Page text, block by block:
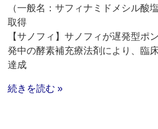
（一般名：サフィナミドメシル酸
取得
【サノフィ】サノフィが遅発型ポ
発中の酵素補充療法剤により、臨
達成
続きを読む »